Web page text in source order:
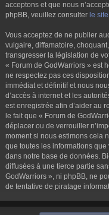
acceptons et que nous
phpBB, veuillez consulter le
Vous acceptez de ne publier
vulgaire, diffamatoire,
transgresser la législation de
« Forum de GodWarriors » est
ne respectez pas ces
immédiat et définitif et nous
d’accès à internet et les
est enregistrée afin d’aider au
le fait que « Forum de
déplacer ou de verrouiller
moment si nous estimons cela
que toutes les informations
dans notre base de données.
diffusées à une tierce partie
GodWarriors », ni phpBB, ne
de tentative de piratage